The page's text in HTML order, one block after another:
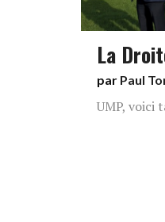
La
par Paul
UMP, voici